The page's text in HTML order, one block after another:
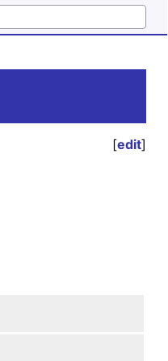
[edit]